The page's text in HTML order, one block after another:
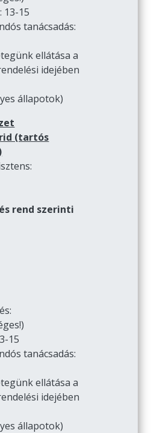
13-15
tanácsadás:
ellátása a
idejében
állapotok)
(tartós
rend szerinti
15
tanácsadás:
ellátása a
idejében
állapotok)